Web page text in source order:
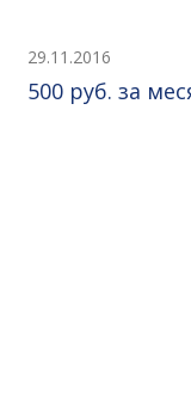
29.11.2016
500 руб. за